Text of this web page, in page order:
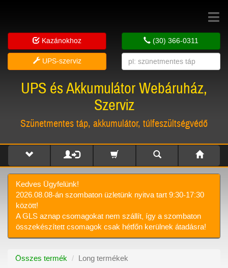
Toggle
Kazánokhoz
UPS-szerviz
(30) 366-0311
UPS és Akkumulátor Webáruház,
Szerviz
Szünetmentes táp, akkumulátor, túlfeszültségvédő
Kedves Ügyfelünk!
2026.08.08-án szombaton üzletünk nyitva tart 9:30-17:30
között!
A GLS aznap csomagokat nem szállít, így a szombaton
összekészített csomagok csak hétfőn kerülnek átadásra!
Összes termék Long termékek